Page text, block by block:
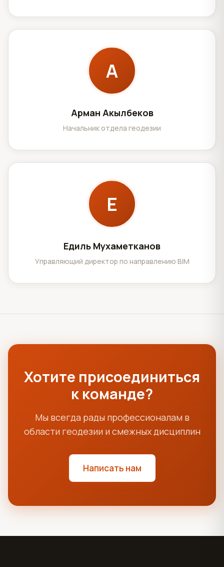
А
Арман Акылбеков
Начальник отдела геодезии
Е
Едиль Мухаметканов
Управляющий директор по направлению BIM
Хотите присоединиться
к команде?
Мы всегда рады профессионалам в
области геодезии и смежных дисциплин
Написать нам